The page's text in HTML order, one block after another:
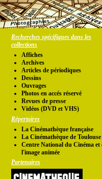
Recherches spécifiques dans les
collections
Affiches
Archives
Articles de périodiques
Dessins
Ouvrages
Photos en accés réservé
Revues de presse
Vidéos (DVD et VHS)
Répertoires
La Cinémathèque française
La Cinémathèque de Toulouse
Centre National du Cinéma et
l'image animée
Partenaires